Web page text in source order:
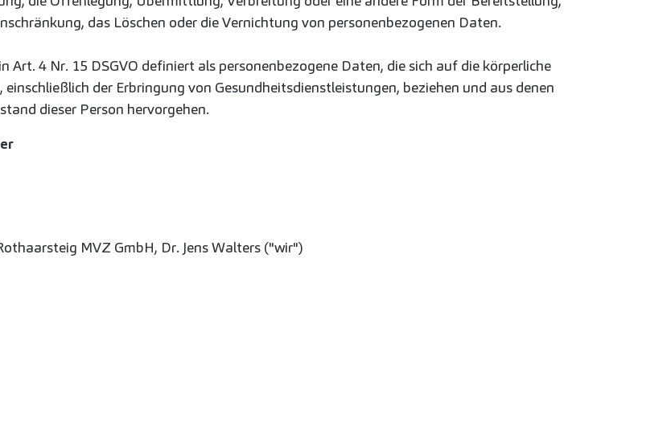
das Löschen oder die Vernichtung von personenbezogenen Daten.
Art. 4 Nr. 15 DSGVO definiert als personenbezogene Daten, die sich auf die körperliche
der Erbringung von Gesundheitsdienstleistungen, beziehen und aus denen
dieser Person hervorgehen.
MVZ GmbH, Dr. Jens Walters ("wir")